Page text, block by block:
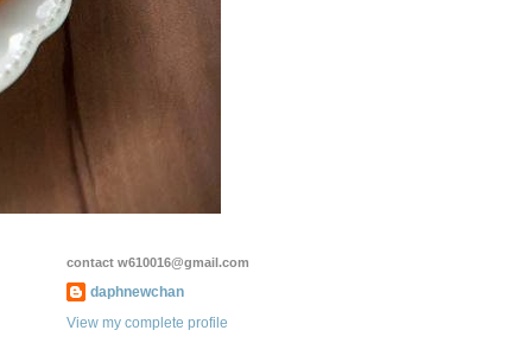
contact w610016@gmail.com
daphnewchan
View my complete profile